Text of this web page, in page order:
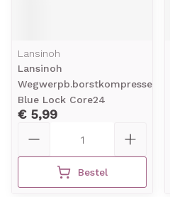
Lansinoh
Lansinoh
Wegwerpb.borstkompressen
Blue Lock Core24
€ 5,99
Bestel